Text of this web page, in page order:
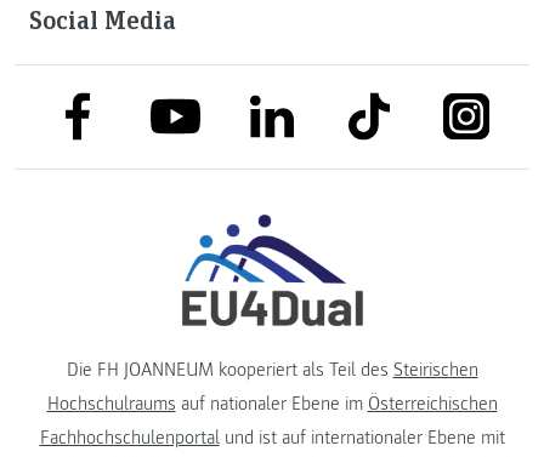
Social Media
link to facebooklink to youtubelink to linkedinlink to tiktok
Die FH JOANNEUM kooperiert als Teil des Steirischen
Hochschulraums auf nationaler Ebene im Österreichischen
Fachhochschulenportalund ist auf internationaler Ebene mit